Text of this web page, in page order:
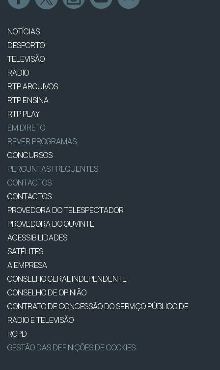
NOTÍCIAS
DESPORTO
TELEVISÃO
RÁDIO
RTP ARQUIVOS
RTP ENSINA
RTP PLAY
EM DIRETO
REVER PROGRAMAS
CONCURSOS
PERGUNTAS FREQUENTES
CONTACTOS
CONTACTOS
PROVEDORA DO TELESPECTADOR
PROVEDORA DO OUVINTE
ACESSIBILIDADES
SATÉLITES
A EMPRESA
CONSELHO GERAL INDEPENDENTE
CONSELHO DE OPINIÃO
CONTRATO DE CONCESSÃO DO SERVIÇO PÚBLICO DE
RÁDIO E TELEVISÃO
RGPD
GESTÃO DAS DEFINIÇÕES DE COOKIES